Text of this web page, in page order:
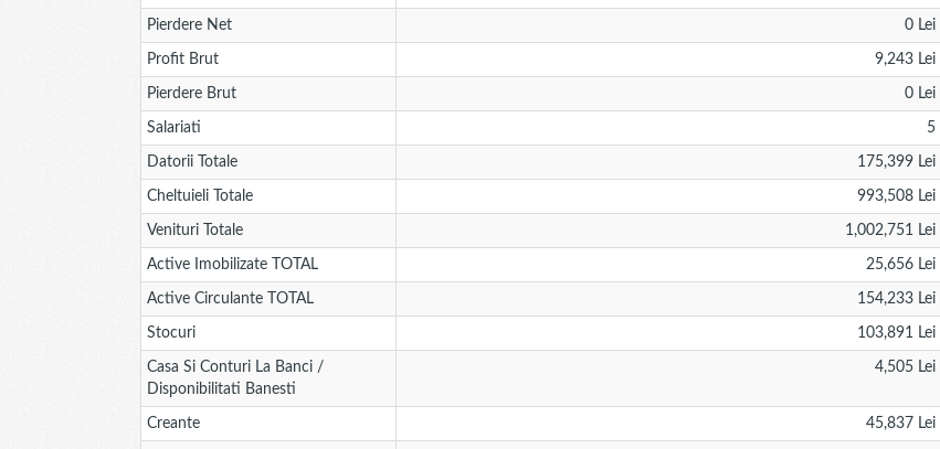
Pierdere Net 0 Lei
Profit Brut 9,243 Lei
Pierdere Brut 0 Lei
Salariati 5
Datorii Totale 175,399 Lei
Cheltuieli Totale 993,508 Lei
Venituri Totale 1,002,751 Lei
Active Imobilizate TOTAL 25,656 Lei
Active Circulante TOTAL 154,233 Lei
Stocuri 103,891 Lei
Casa Si Conturi La Banci /
Disponibilitati Banesti
4,505 Lei
Creante 45,837 Lei